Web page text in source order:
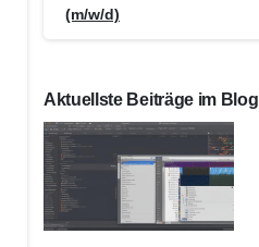
(m/w/d)
Aktuellste Beiträge im Blog